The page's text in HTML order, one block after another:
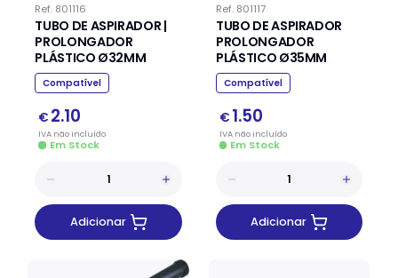
Ref. 801116
TUBO DE ASPIRADOR |
PROLONGADOR
PLÁSTICO Ø32MM
Compatível
€ 2.10
IVA nãoincluído
Em Stock
Adicionar
Ref. 801117
TUBO DE ASPIRADOR
PROLONGADOR
PLÁSTICO Ø35MM
Compatível
€ 1.50
IVA nãoincluído
Em Stock
Adicionar